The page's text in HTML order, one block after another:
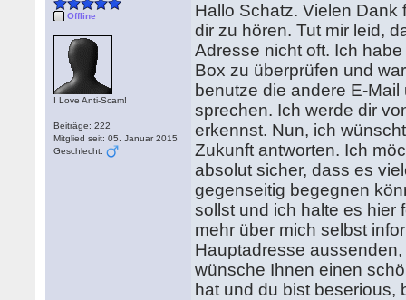
Offline
I Love Anti-Scam!
Beiträge: 222
Mitglied seit: 05. Januar 2015
Geschlecht:
Hallo Schatz. Vielen Dank
dir zu hören. Tut mir leid,
Adresse nicht oft. Ich
Box zu überprüfen und
benutze die andere E-
sprechen. Ich werde dir
erkennst. Nun, ich
Zukunft antworten. Ich
absolut sicher, dass es
gegenseitig begegnen
sollst und ich halte es hier
mehr über mich selbst
Hauptadresse
wünsche Ihnen einen
hat und du bist beserious,